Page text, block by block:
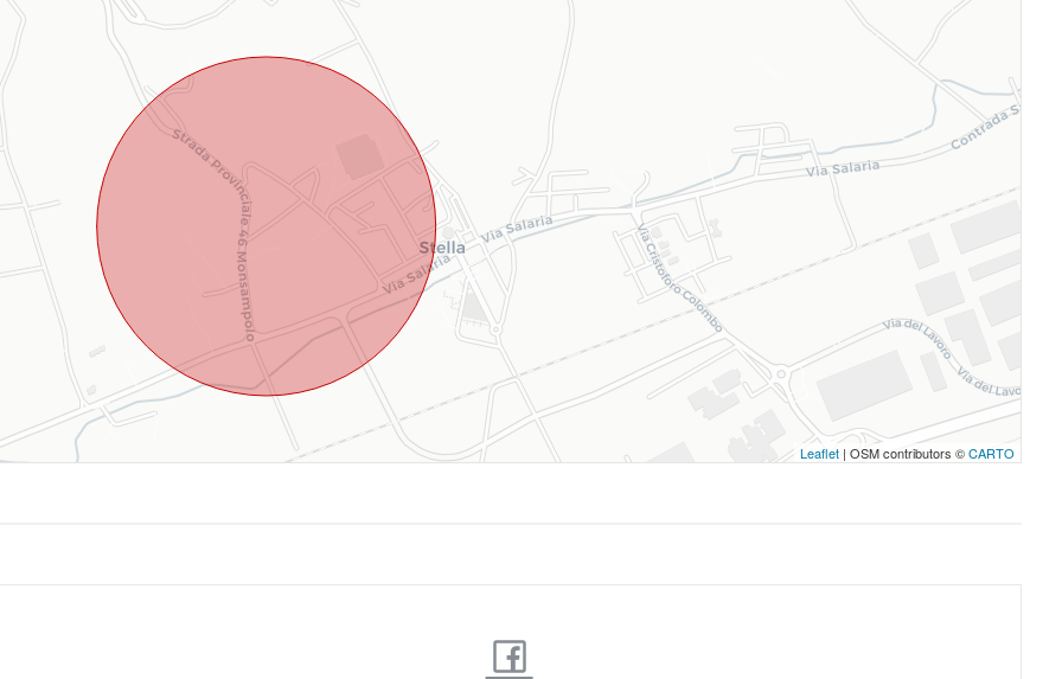
Leaflet | OSM contributors ©CARTO